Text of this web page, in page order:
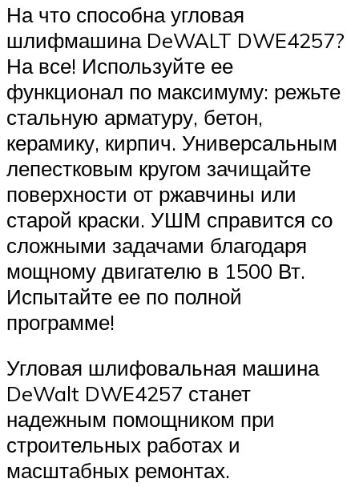
На что способна угловая
шлифмашина DeWALT DWE4257?
На все! Используйте ее
функционал по максимуму: режьте
стальную арматуру, бетон,
керамику, кирпич. Универсальным
лепестковым кругом зачищайте
поверхности от ржавчины или
старой краски. УШМ справится со
сложными задачами благодаря
мощному двигателю в 1500 Вт.
Испытайте ее по полной
программе!
Угловая шлифовальная машина
DeWalt DWE4257 станет
надежным помощником при
строительных работах и
масштабных ремонтах.